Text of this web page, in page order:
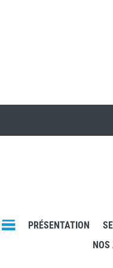
PRÉSENTATION
NOS